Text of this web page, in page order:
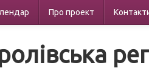
Про проект